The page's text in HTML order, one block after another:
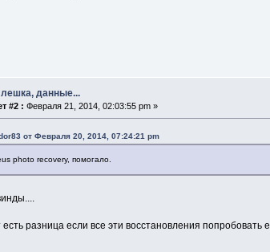
данные...
#2 : Февраля 21, 2014, 02:03:55 pm »
от Февраля 20, 2014, 07:24:21 pm
photo recovery, помогало.
разница если все эти восстановления попробовать